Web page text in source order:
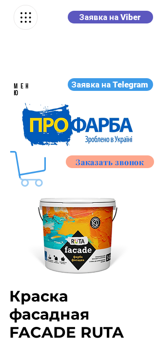
Заявка на Viber
Заявка на Telegram
МЕН
Ю
Заказать звонок
Краска
фасадная
FAСADE RUTA